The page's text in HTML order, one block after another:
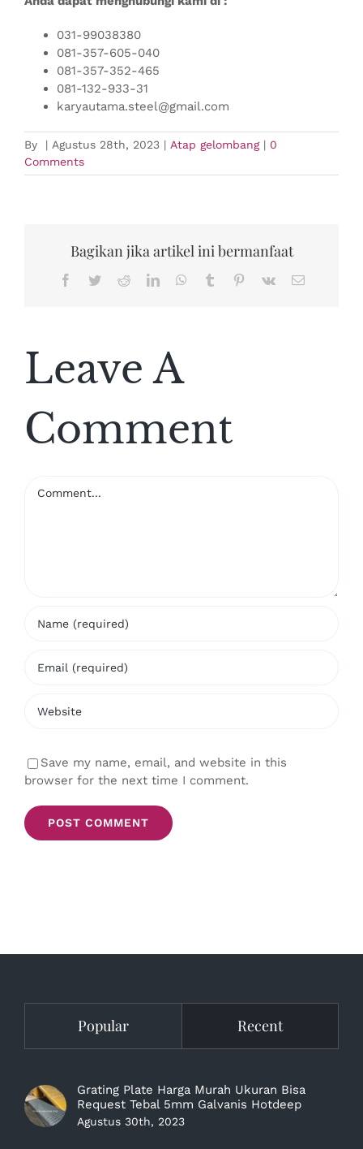
031-99038380
081-357-605-040
081-357-352-465
081-132-933-31
karyautama.steel@gmail.com
By | Agustus 28th, 2023 | Atap gelombang | 0
Comments
Bagikan jika artikel ini bermanfaat
Facebook
TwitterRedditLinkedInWhatsApp
Tumblr Pinterest
Vk Email
Leave A
Comment
Save my name, email, and website in this
browser for the next time I comment.
Popular Recent
Grating Plate Harga Murah Ukuran Bisa
Request Tebal 5mm Galvanis Hotdeep
Agustus 30th, 2023